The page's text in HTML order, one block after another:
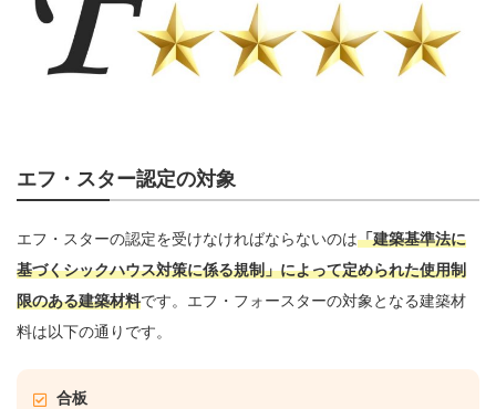
エフ・スター認定の対象
エフ・スターの認定を受けなければならないのは「建築基準法に
基づくシックハウス対策に係る規制」によって定められた使用制
限のある建築材料です。エフ・フォースターの対象となる建築材
料は以下の通りです。
合板